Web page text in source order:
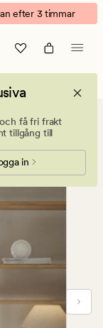
efter 3 timmar
få fri frakt
tillgång till
in